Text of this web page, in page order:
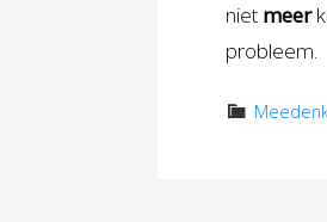
niet meer
probleem.